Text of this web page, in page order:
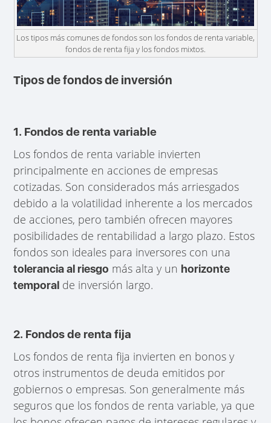
Los tipos más comunes de fondos son los fondos de renta variable,
fondos de renta fija y los fondos mixtos.
Tipos de fondos de inversión
1. Fondos de renta variable
Los fondos de renta variable invierten
principalmente en acciones de empresas
cotizadas. Son considerados más arriesgados
debido a la volatilidad inherente a los mercados
de acciones, pero también ofrecen mayores
posibilidades de rentabilidad a largo plazo. Estos
fondos son ideales para inversores con una
tolerancia al riesgo más alta y un horizonte
temporal de inversión largo.
2. Fondos de renta fija
Los fondos de renta fija invierten en bonos y
otros instrumentos de deuda emitidos por
gobiernos o empresas. Son generalmente más
seguros que los fondos de renta variable, ya que